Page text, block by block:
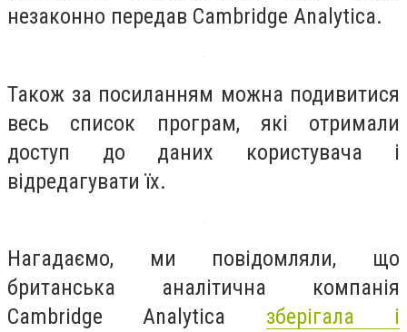
незаконно передав Cambridge Analytica.
Також за посиланням можна подивитися
весь список програм, які отримали
доступ до даних користувача і
відредагувати їх.
Нагадаємо, ми повідомляли, що
британська аналітична компанія
Cambridge Analytica зберігала і